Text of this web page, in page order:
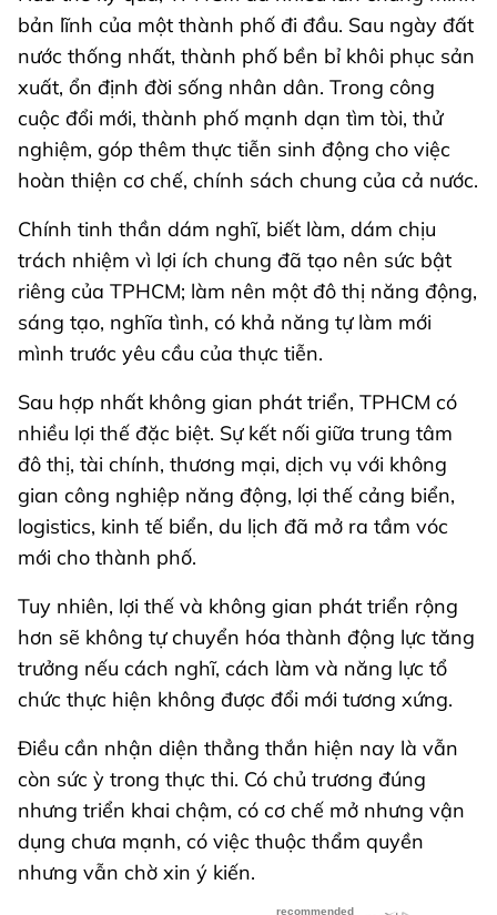
bản lĩnh của một thành phố đi đầu. Sau ngày đất
nước thống nhất, thành phố bền bỉ khôi phục sản
xuất, ổn định đời sống nhân dân. Trong công
cuộc đổi mới, thành phố mạnh dạn tìm tòi, thử
nghiệm, góp thêm thực tiễn sinh động cho việc
hoàn thiện cơ chế, chính sách chung của cả nước.
Chính tinh thần dám nghĩ, biết làm, dám chịu
trách nhiệm vì lợi ích chung đã tạo nên sức bật
riêng của TPHCM; làm nên một đô thị năng động,
sáng tạo, nghĩa tình, có khả năng tự làm mới
mình trước yêu cầu của thực tiễn.
Sau hợp nhất không gian phát triển, TPHCM có
nhiều lợi thế đặc biệt. Sự kết nối giữa trung tâm
đô thị, tài chính, thương mại, dịch vụ với không
gian công nghiệp năng động, lợi thế cảng biển,
logistics, kinh tế biển, du lịch đã mở ra tầm vóc
mới cho thành phố.
Tuy nhiên, lợi thế và không gian phát triển rộng
hơn sẽ không tự chuyển hóa thành động lực tăng
trưởng nếu cách nghĩ, cách làm và năng lực tổ
chức thực hiện không được đổi mới tương xứng.
Điều cần nhận diện thẳng thắn hiện nay là vẫn
còn sức ỳ trong thực thi. Có chủ trương đúng
nhưng triển khai chậm, có cơ chế mở nhưng vận
dụng chưa mạnh, có việc thuộc thẩm quyền
nhưng vẫn chờ xin ý kiến.